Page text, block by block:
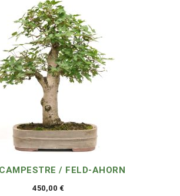
/ FELD-AHORN
450,00 €